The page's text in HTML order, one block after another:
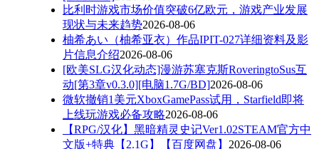
比利时游戏市场价值突破6亿欧元，游戏产业发展
现状与未来趋势2026-08-06
柚希あい（柚希亚衣）作品IPIT-027详细资料及影
片信息介绍2026-08-06
[欧美SLG汉化动态]漫游苏塞克斯RoveringtoSus互
动[第3章v0.3.0][电脑1.7G/BD]2026-08-06
微软撤销1美元XboxGamePass试用，Starfield即将
上线玩游戏必备攻略2026-08-06
【RPG/汉化】黑暗精灵史记Ver1.02STEAM官方中
文版+特典【2.1G】【百度网盘】 2026-08-06